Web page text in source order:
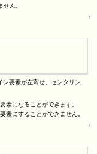
ん。
↑
要素が左寄せ、センタリン
素になることができます。
素にすることができません。
↑